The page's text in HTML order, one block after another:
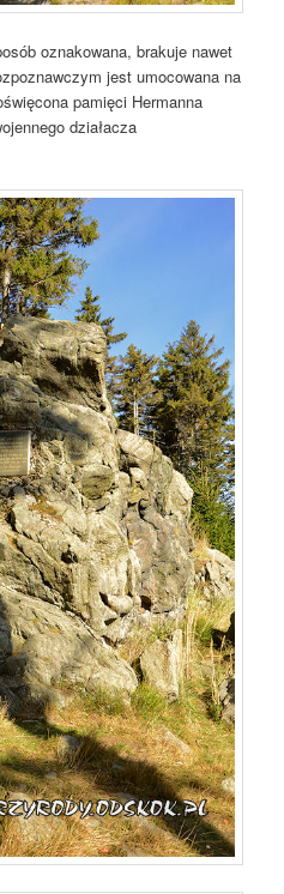
oznakowana, brakuje nawet
jest umocowana na
pamięci Hermanna
działacza